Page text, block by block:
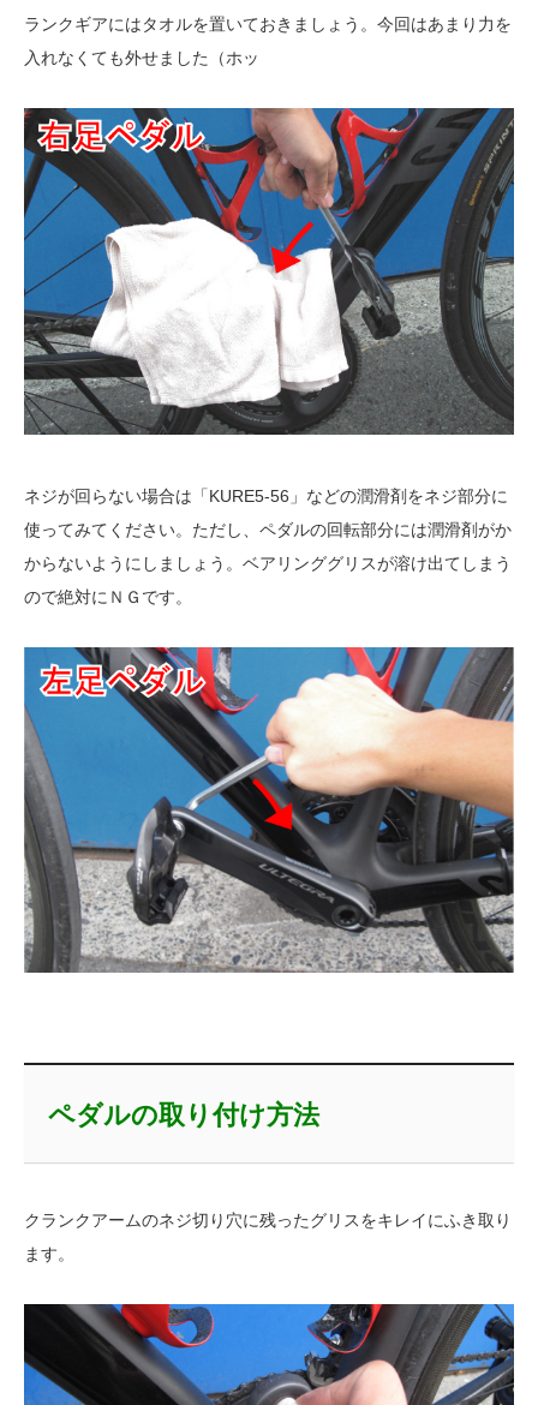
ランクギアにはタオルを置いておきましょう。今回はあまり力を
入れなくても外せました（ホッ
ネジが回らない場合は「KURE5-56」などの潤滑剤をネジ部分に
使ってみてください。ただし、ペダルの回転部分には潤滑剤がか
からないようにしましょう。ベアリンググリスが溶け出てしまう
ので絶対にＮＧです。
ペダルの取り付け方法
クランクアームのネジ切り穴に残ったグリスをキレイにふき取り
ます。